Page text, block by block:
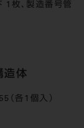
1枚、製造番号管
体
（各1個入）